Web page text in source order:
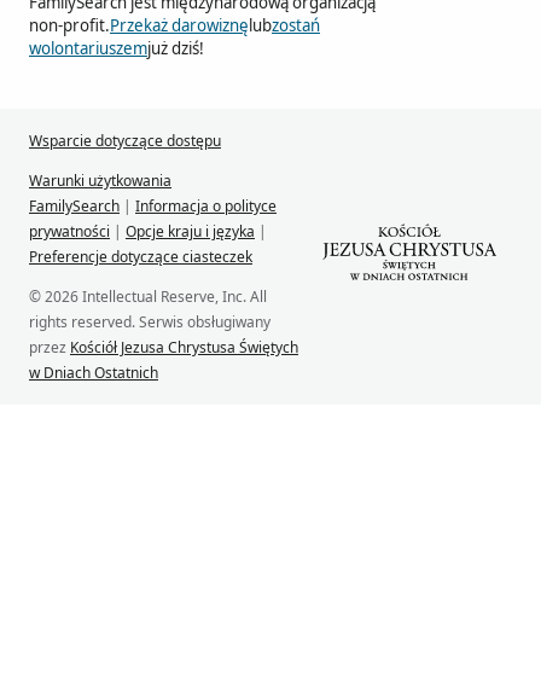
non-profit.Przekaż darowiznę lubzostań
wolontariuszemjuż dziś!
Wsparcie dotyczące dostępu
Warunki użytkowania
FamilySearch | Informacja o polityce
prywatności | Opcje kraju i języka |
Preferencje dotyczące ciasteczek
© 2026 Intellectual Reserve, Inc. All
rights reserved. Serwis obsługiwany
przez Kościół Jezusa Chrystusa Świętych
w Dniach Ostatnich